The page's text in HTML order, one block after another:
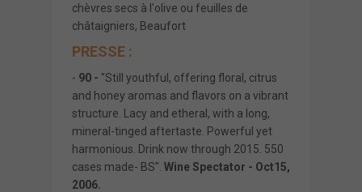
chèvres secs à l'olive ou feuilles de
châtaigniers, Beaufort
PRESSE :
- 90 - "Still youthful, offering floral, citrus
and honey aromas and flavors on a vibrant
structure. Lacy and etheral, with a long,
mineral-tinged aftertaste. Powerful yet
harmonious. Drink now through 2015. 550
cases made- BS". Wine Spectator - Oct15,
2006.